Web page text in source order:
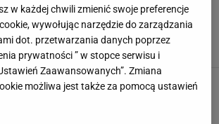
ziemi w polskim gigancie. Trener
granicę
Matys, 30 KWIETNIA 2026, 21:18
wieści z polskiego giganta. Legenda
w każdej chwili zmienić swoje preferencje
wywołując narzędzie do zarządzania
dot. przetwarzania danych poprzez
prywatności ” w stopce serwisu i
Zaawansowanych”. Zmiana
możliwa jest także za pomocą ustawień